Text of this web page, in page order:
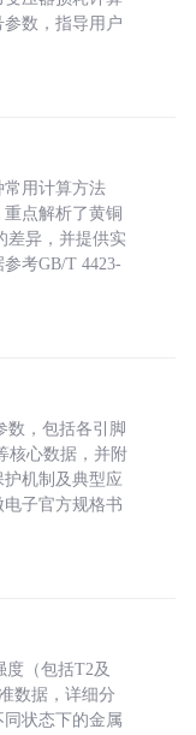
参数，指导用户
用计算方法
重点解析了黄铜
差异，并提供实
考GB/T 4423-
数，包括各引脚
核心数据，并附
机制及典型应
子官方规格书
（包括T2及
数据，详细分
状态下的金属